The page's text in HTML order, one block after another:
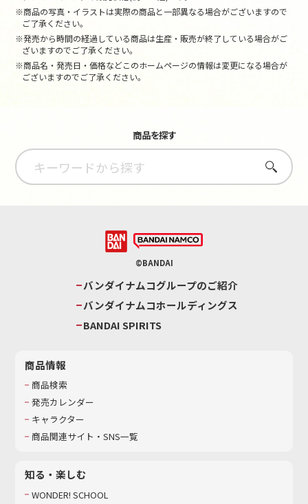
※商品の写真・イラストは実際の商品と一部異なる場合がございますので
ご了承ください。
※発売から時間の経過している商品は生産・販売が終了している場合がご
ざいますのでご了承ください。
※商品名・発売日・価格などこのホームページの情報は変更になる場合が
ございますのでご了承ください。
商品を探す
さがす
©BANDAI
バンダイナムコグループのご紹介
バンダイナムコホールディングス
BANDAI SPIRITS
商品情報
商品検索
発売カレンダー
キャラクター
商品関連サイト・SNS一覧
知る・楽しむ
WONDER! SCHOOL